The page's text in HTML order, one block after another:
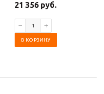
21 356 руб.
В КОРЗИНУ